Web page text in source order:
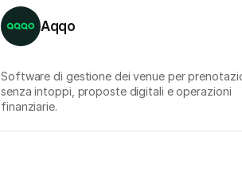
Aqqo
Software di gestione dei venue per
senza intoppi, proposte digitali e operazioni
finanziarie.